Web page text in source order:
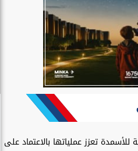
للأسمدة تعزز عملياتها بالاعتماد على